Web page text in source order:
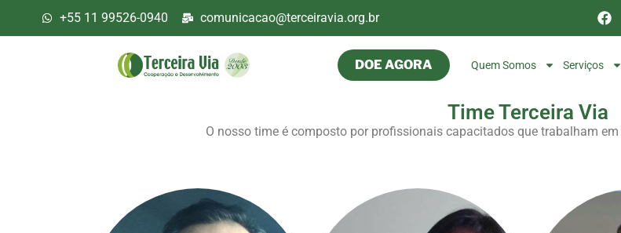
+55 11 99526-0940 comunicacao@terceiravia.org.br
DOE AGORA Quem Somos Serviços
Time Terceira Via
O nosso time é composto por profissionais capacitados que trabalham